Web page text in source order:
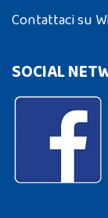
Contattaci su
SOCIAL